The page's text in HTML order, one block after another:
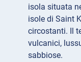
isola situata
isole di Saint
circostanti. Il
vulcanici,
sabbiose.